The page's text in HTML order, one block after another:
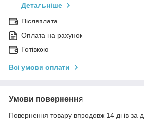
Детальніше
Післяплата
Оплата на рахунок
Готівкою
Всі умови оплати
Умови повернення
Повернення товару впродовж 14 днів за